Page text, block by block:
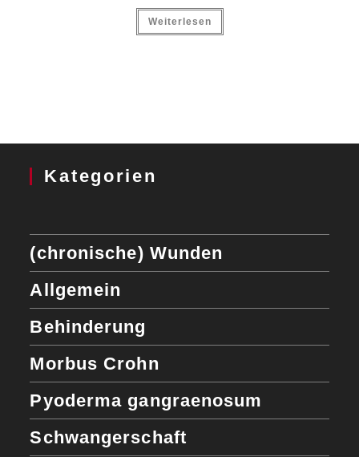
Weiterlesen
Kategorien
(chronische) Wunden
Allgemein
Behinderung
Morbus Crohn
Pyoderma gangraenosum
Schwangerschaft